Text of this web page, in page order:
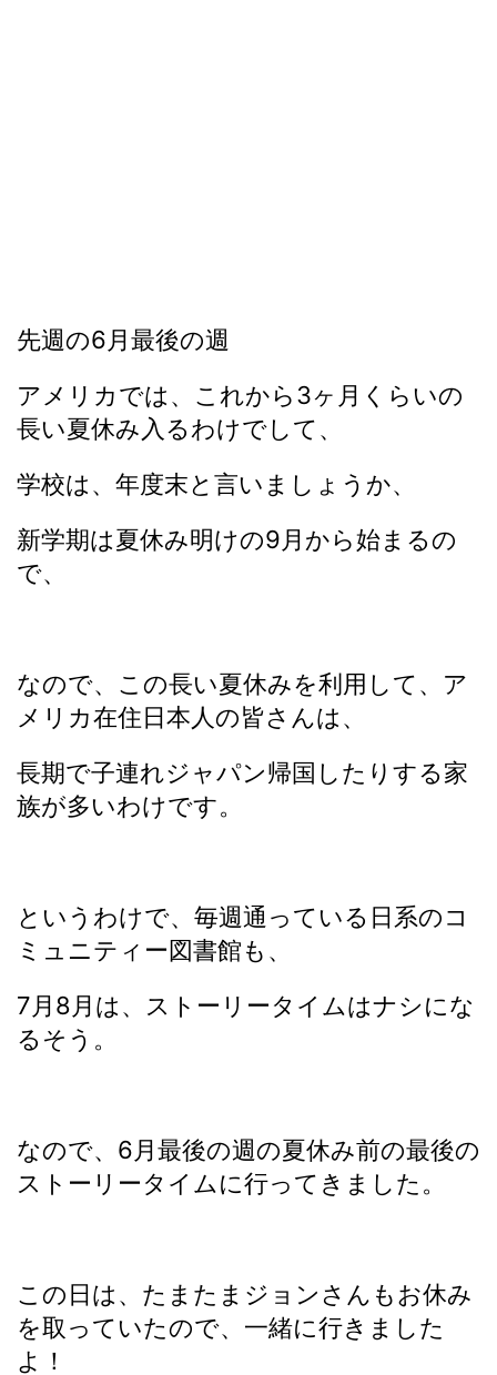
先週の6月最後の週
アメリカでは、これから3ヶ月くらいの
長い夏休み入るわけでして、
学校は、年度末と言いましょうか、
新学期は夏休み明けの9月から始まるの
で、
なので、この長い夏休みを利用して、ア
メリカ在住日本人の皆さんは、
長期で子連れジャパン帰国したりする家
族が多いわけです。
というわけで、毎週通っている日系のコ
ミュニティー図書館も、
7月8月は、ストーリータイムはナシにな
るそう。
なので、6月最後の週の夏休み前の最後の
ストーリータイムに行ってきました。
この日は、たまたまジョンさんもお休み
を取っていたので、一緒に行きました
よ！